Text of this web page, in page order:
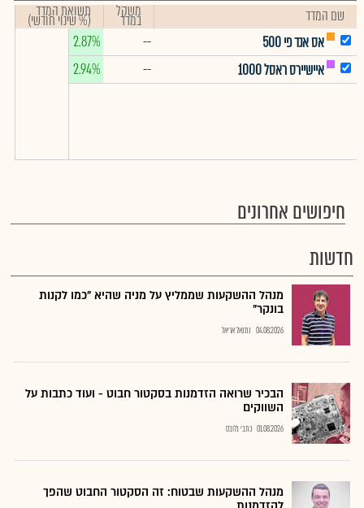
שם המדד משקל
במדד תשואת המדד
(% שינוי חודשי)
אס אנד פי 500
--
2.87%
איישיירס ראסל 1000
--
2.94%
חיפושים אחרונים
חדשות
מנהל ההשקעות שממליץ על מניה שהיא "כמו לקנות
בונקר"
04.08.2026 נתנאל אריאל
הבכיר שרואה הזדמנות בסקטור חבוט - ועוד כתבות על
השווקים
01.08.2026 כתבי גלובס
מנהל ההשקעות שבטוח: זה הסקטור החבוט שהפך